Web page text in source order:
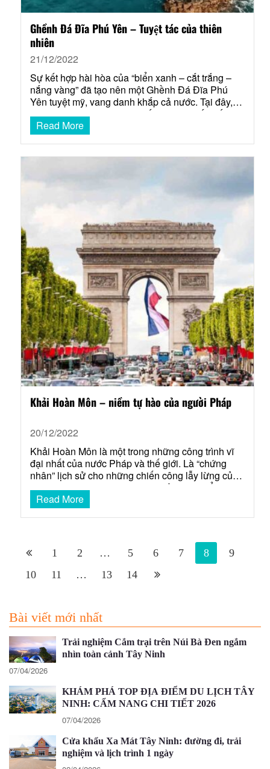
Ghềnh Đá Đĩa Phú Yên – Tuyệt tác của thiên
nhiên
21/12/2022
Sự kết hợp hài hòa của “biển xanh – cắt trắng –
nắng vàng” đã tạo nên một Ghềnh Đá Đĩa Phú
Yên tuyệt mỹ, vang danh khắp cả nước. Tại đây,
bạn sẽ không ngừng đi từ bất ngờ này đến bất ngờ
khác bởi vẻ đẹp quá đỗi thơ mộng, hùng vĩ và…
Read More
Khải Hoàn Môn – niềm tự hào của người Pháp
20/12/2022
Khải Hoàn Môn là một trong những công trình vĩ
đại nhất của nước Pháp và thế giới. Là “chứng
nhân” lịch sử cho những chiến công lẫy lừng của
nước Pháp. Ngày nay, nơi đây trở thành điểm
tham quan du lịch nổi tiếng của Kinh đô Ánh sáng.
Tổng quan về Khải Hoàn…
Read More
1 2 … 5 6 7 8
9
10
11 … 13 14
Bài viết mới nhất
Trải nghiệm Cắm trại trên Núi Bà Đen ngắm
nhìn toàn cảnh Tây Ninh
07/04/2026
KHÁM PHÁ TOP ĐỊA ĐIỂM DU LỊCH TÂY
NINH: CẨM NANG CHI TIẾT 2026
07/04/2026
Cửa khẩu Xa Mát Tây Ninh: đường đi, trải
nghiệm và lịch trình 1 ngày